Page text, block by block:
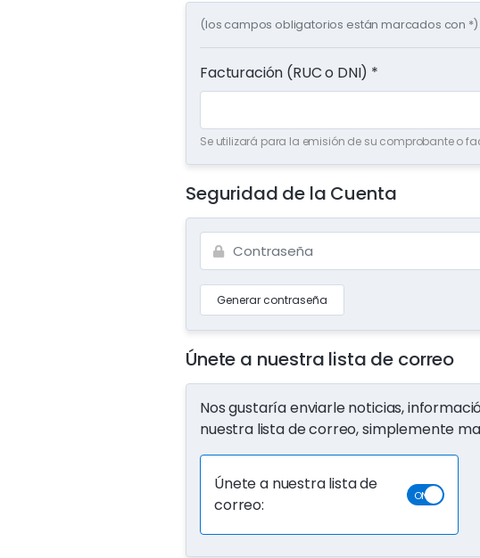
(los campos obligatorios están marcados con *)
Facturación (RUC o DNI) *
Se utilizará para la emisión de su comprobante o
Seguridad de la Cuenta
Generar contraseña
Únete a nuestra lista de correo
Nos gustaría enviarle noticias,
nuestra lista de correo, simplemente
Únete a nuestra lista de
correo: